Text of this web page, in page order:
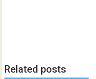
Related posts